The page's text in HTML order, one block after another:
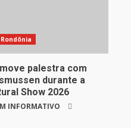
Rondônia
palestra com
durante a
Show 2026
INFORMATIVO